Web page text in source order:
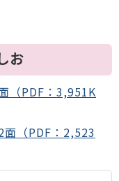
お
（PDF：3,951K
（PDF：2,523